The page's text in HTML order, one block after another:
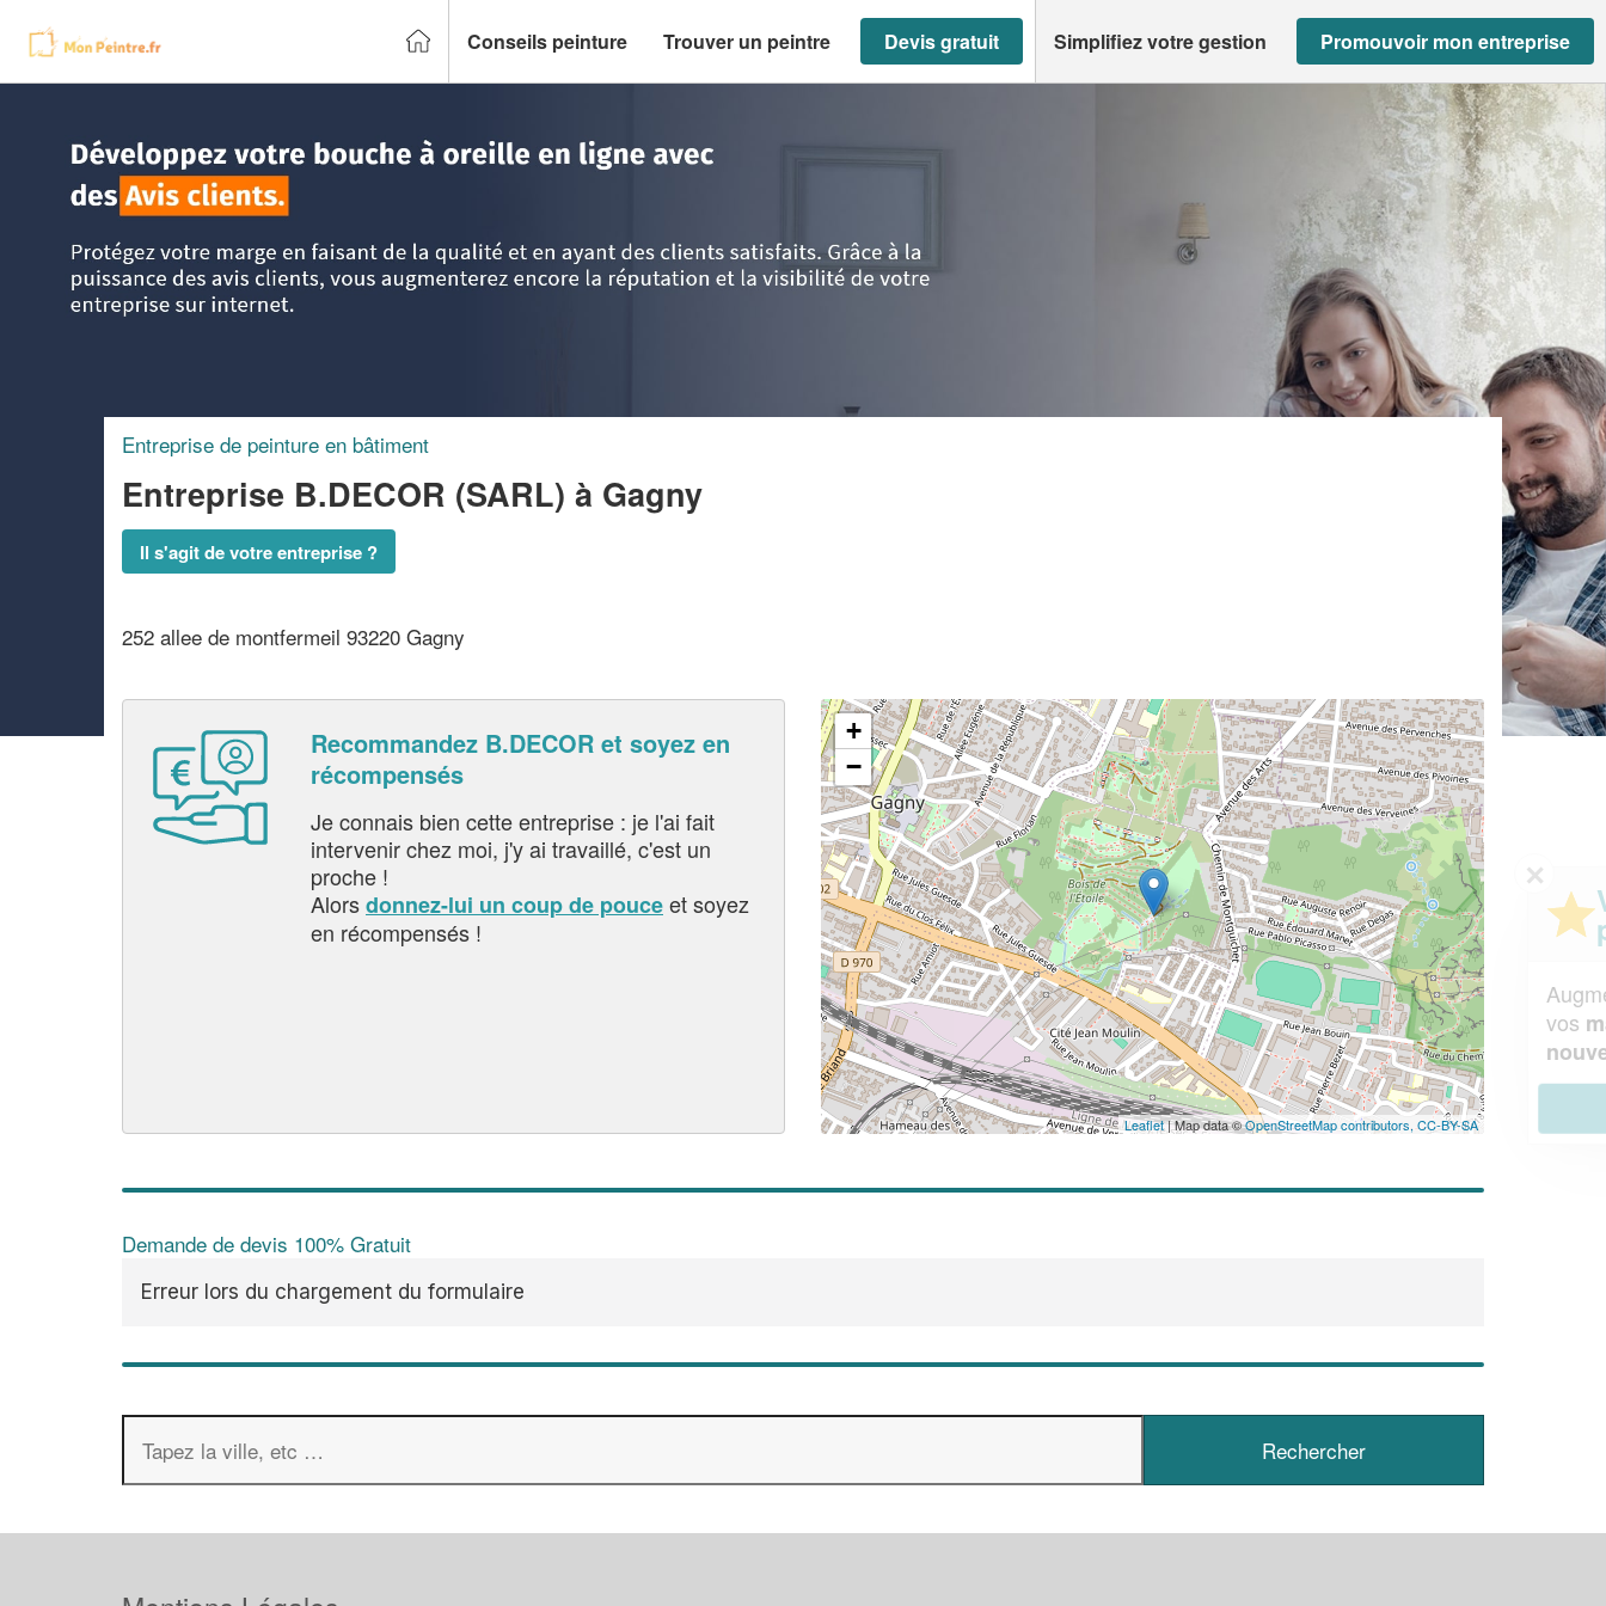
Conseils peinture Trouver un peintre Devis gratuit Simplifiez votre gestion Promouvoir mon entreprise
Entreprise de peinture en bâtiment
Entreprise B.DECOR (SARL) à Gagny
Il s'agit de votre entreprise ?
252 allee de montfermeil 93220 Gagny
Recommandez B.DECOR et soyez en
récompensés
Je connais bien cette entreprise : je l'ai fait
intervenir chez moi, j'y ai travaillé, c'est un
proche !
Alorsdonnez-lui un coup de pouceet soyez
en récompensés !
+
−
Leaflet| Map data ©OpenStreetMap contributors,CC-BY-SA
Demande de devis 100% Gratuit
Erreur lors du chargement du formulaire
✕
Vous êtes un
professionnel ?
Augmentez votrechiffre d'affaireset
vosmargestout en gagnant de
nouveaux clients!
En savoir plus